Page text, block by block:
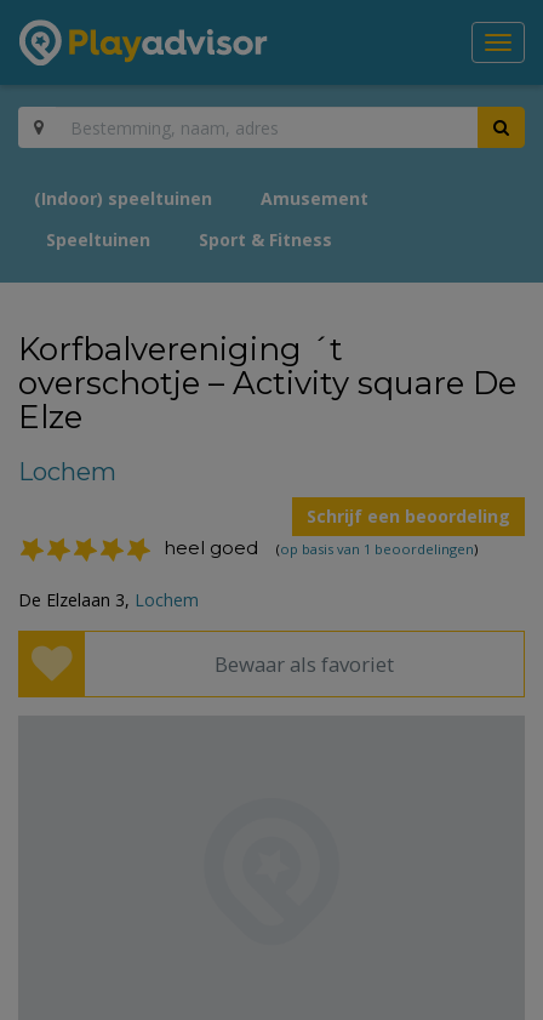
(Indoor) speeltuinen
Amusement
Speeltuinen
Sport & Fitness
Korfbalvereniging ´t
overschotje – Activity square De
Elze
Lochem
Schrijf een beoordeling
heel goed (op basis van 1 beoordelingen)
De Elzelaan 3, Lochem
Bewaar als favoriet